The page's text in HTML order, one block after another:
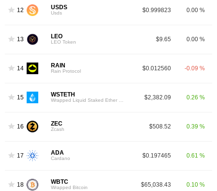
12 USDS
Usds $0.999823 0.00 %
13 LEO
LEO Token $9.65 0.00 %
14 RAIN
Rain Protocol $0.012560 -0.09 %
15 WSTETH $2,382.09 0.26 %
16 ZEC
Zcash $508.52 0.39 %
17 ADA
Cardano $0.197465 0.61 %
18 WBTC
Wrapped Bitcoin $65,038.43 0.10 %